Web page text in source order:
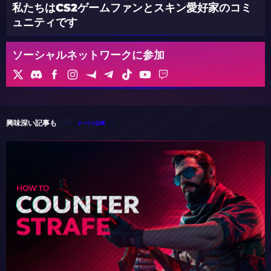
私たちはCS2ゲームファンとスキン愛好家のコミ
ュニティです
ソーシャルネットワークに参加
興味深い記事も すべての記事